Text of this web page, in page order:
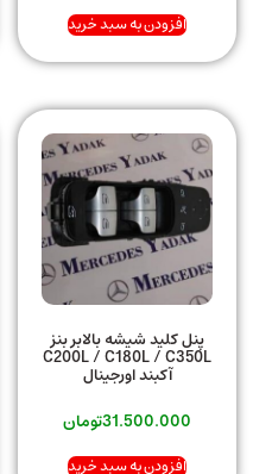
افزودن به سبد خرید
پنل کلید شیشه بالابر بنز
C200L / C180L / C350L
آکبند اورجینال
31.500.000تومان
افزودن به سبد خرید